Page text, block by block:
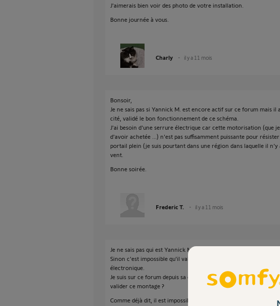
J'aimerais bien voir des photo de votre installation.
Bonne journée à vous.
Charly il y a 11 mois
Bonsoir,
Je ne sais pas si Yannick M. est encore actif sur ce forum mais il
cité, validé le bon fonctionnement de ce schéma.
J'ai besoin d'une serrure électrique car cette motorisation (que
d'avoir achetée ...) n'est pas suffisamment puissante pour
portail plein (je suis pourtant dans une région dans laquelle il n'y
vent.
Bonne soirée.
Frederic T. il y a 11 mois
Je ne sais pas qui est Yannick M ? En tous cas ce n'est pas un
Sinon c'est impossible qu'il valide ce schéma juste bon à détruire
électronique.
Je suis sur ce forum depuis sa création, et, je ne vois pas qui de
valider ce montage ?
Comme déjà dit, il est impossible qu'un vérin permette une entre